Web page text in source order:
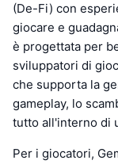
(De-Fi) con
giocare e
è progettata per
sviluppatori di
che supporta la
gameplay, lo
tutto all'interno di
Per i giocatori,